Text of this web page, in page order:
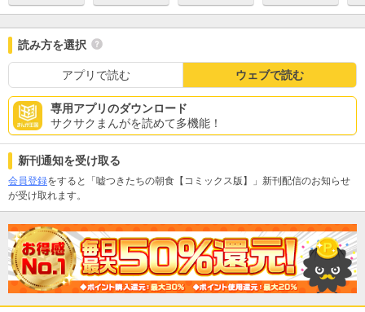
読み方を選択
アプリで読む ウェブで読む
専用アプリのダウンロード
サクサクまんがを読めて多機能！
新刊通知を受け取る
会員登録をすると「嘘つきたちの朝食【コミックス版】」新刊配信のお知らせ
が受け取れます。